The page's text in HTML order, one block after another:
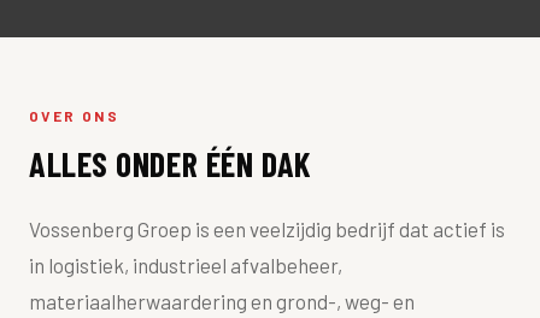
OVER ONS
ALLES ONDER ÉÉN DAK
Vossenberg Groep is een veelzijdig bedrijf dat actief is
in logistiek, industrieel afvalbeheer,
materiaalherwaardering en grond-, weg- en